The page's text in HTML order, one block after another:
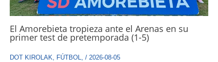
El Amorebieta tropieza ante el Arenas en su
primer test de pretemporada (1-5)
DOT KIROLAK, FÚTBOL, / 2026-08-05